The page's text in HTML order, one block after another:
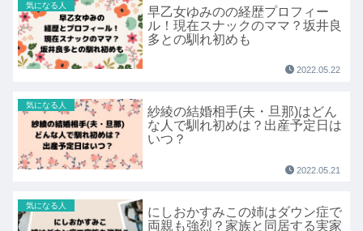
気になる人
早乙女ゆみのの経歴プロフィー
ル！現在スナックのママ？坂井良
多との馴れ初めも
2022.05.22
気になる人
紗綾の結婚相手(夫・旦那)はどん
な人で馴れ初めは？出産予定日は
いつ？
2022.05.21
気になる人
にしおかすみこの姉はダウン症で
両親も強烈？家族と同居する実家